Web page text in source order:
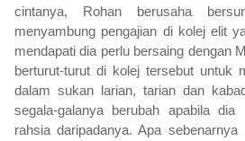
cintanya, Rohan berusaha
menyambung pengajian di kolej elit
mendapati dia perlu bersaing dengan
berturut-turut di kolej tersebut untuk
dalam sukan larian, tarian dan
segala-galanya berubah apabila
rahsia daripadanya. Apa